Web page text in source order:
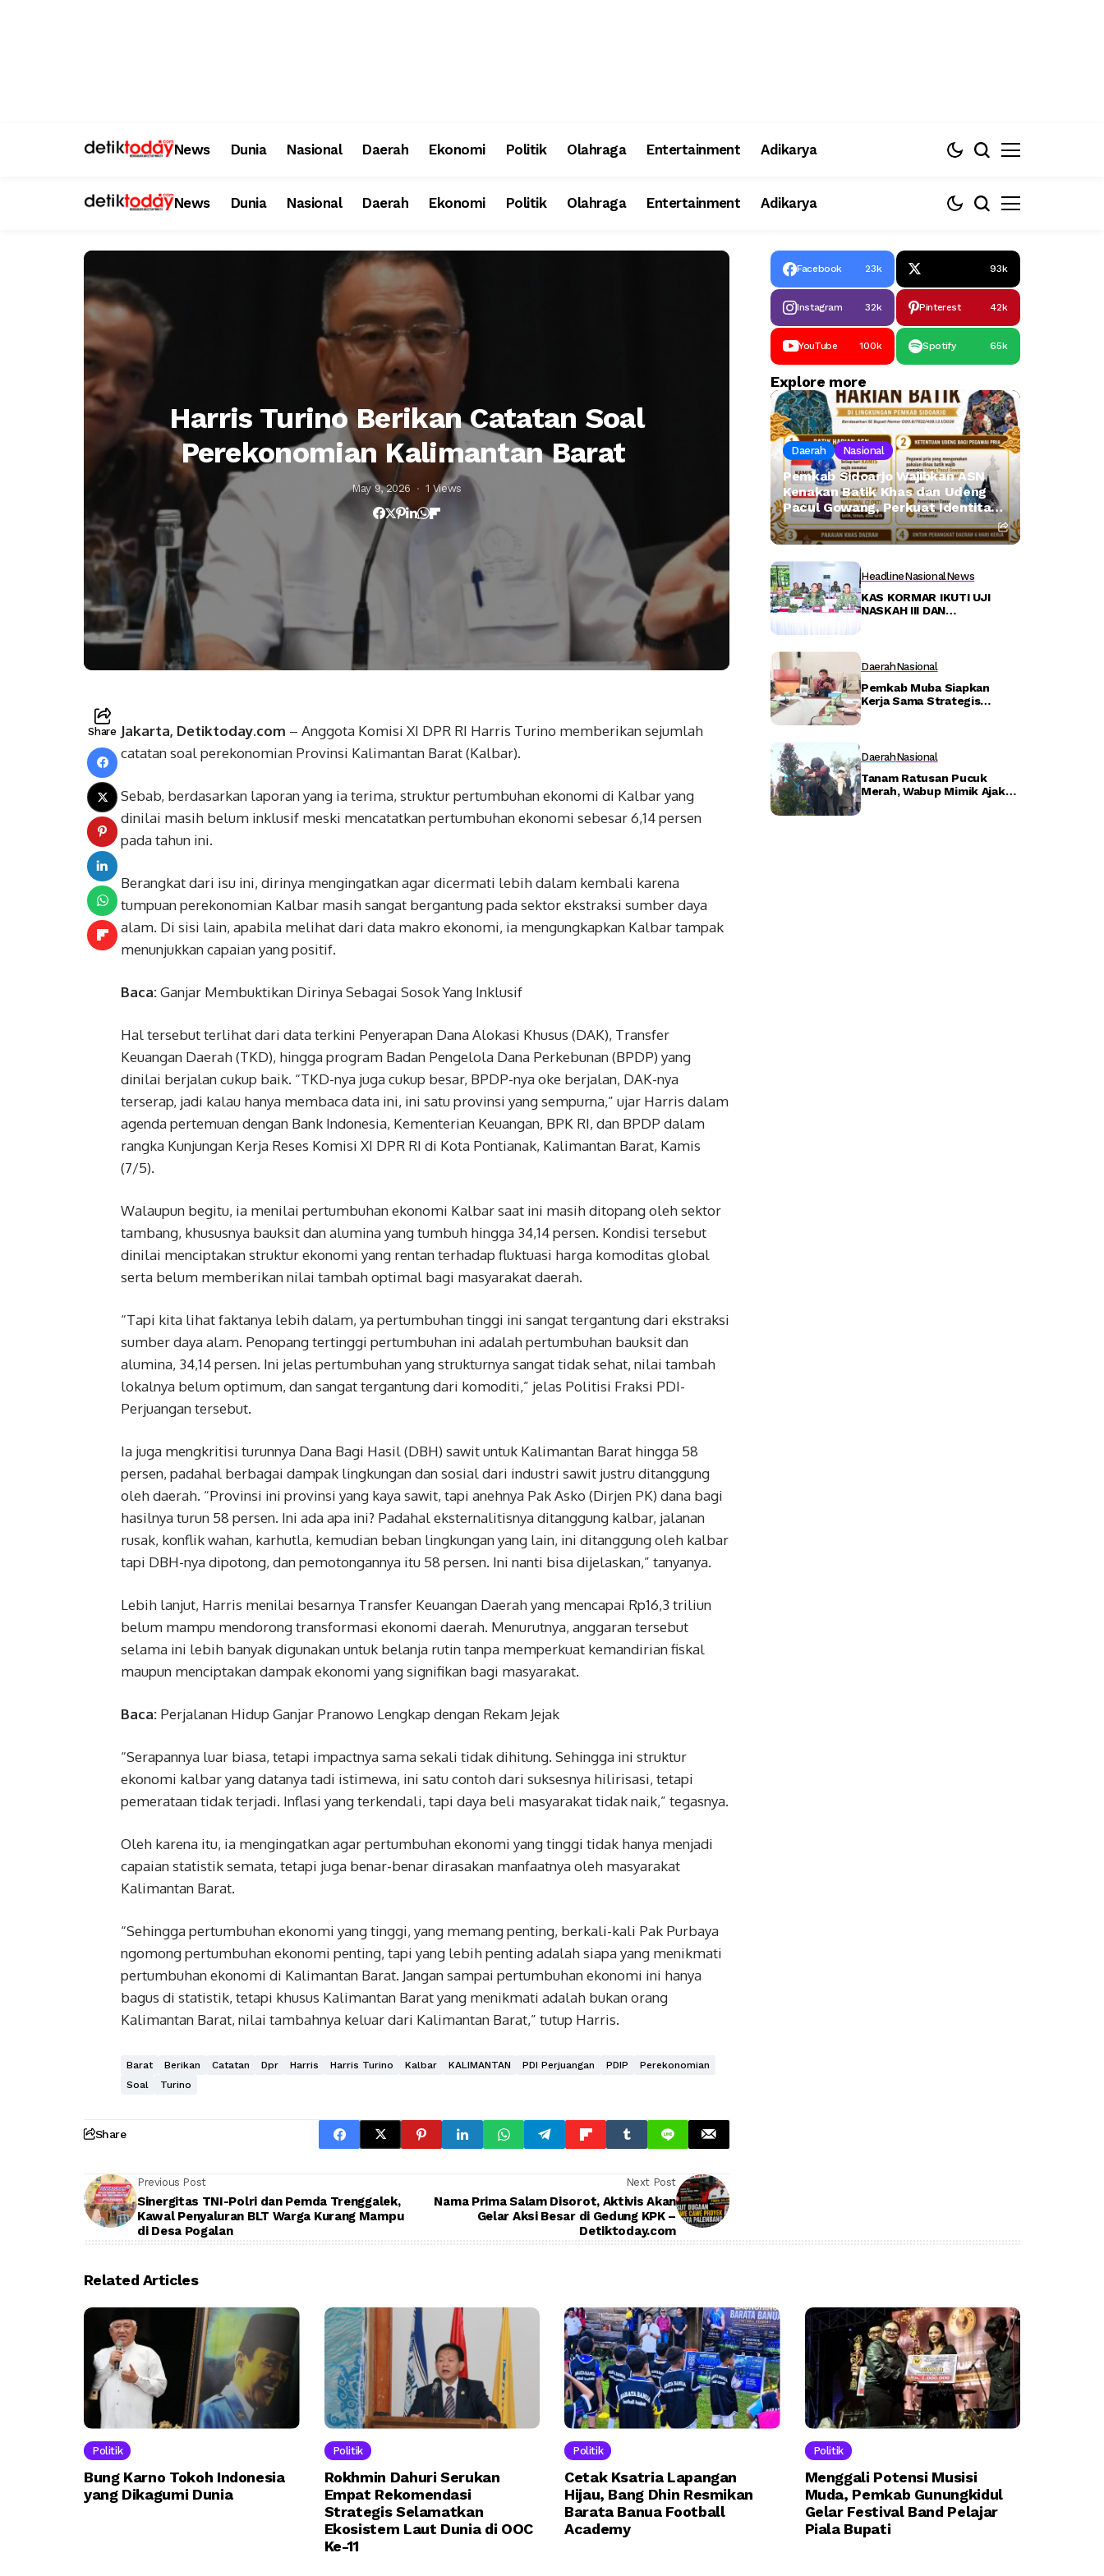
News Dunia Nasional Daerah Ekonomi Politik Olahraga Entertainment Adikarya
News Dunia Nasional Daerah Ekonomi Politik Olahraga Entertainment Adikarya
Harris Turino Berikan Catatan Soal
Perekonomian Kalimantan Barat
May 9, 2026 1 Views
Share Jakarta, Detiktoday.com – Anggota Komisi XI DPR RI Harris Turino memberikan sejumlah
catatan soal perekonomian Provinsi Kalimantan Barat (Kalbar).
Sebab, berdasarkan laporan yang ia terima, struktur pertumbuhan ekonomi di Kalbar yang
dinilai masih belum inklusif meski mencatatkan pertumbuhan ekonomi sebesar 6,14 persen
pada tahun ini.
Berangkat dari isu ini, dirinya mengingatkan agar dicermati lebih dalam kembali karena
tumpuan perekonomian Kalbar masih sangat bergantung pada sektor ekstraksi sumber daya
alam. Di sisi lain, apabila melihat dari data makro ekonomi, ia mengungkapkan Kalbar tampak
menunjukkan capaian yang positif.
Baca:Ganjar Membuktikan Dirinya Sebagai Sosok Yang Inklusif
Hal tersebut terlihat dari data terkini Penyerapan Dana Alokasi Khusus (DAK), Transfer
Keuangan Daerah (TKD), hingga program Badan Pengelola Dana Perkebunan (BPDP) yang
dinilai berjalan cukup baik. “TKD-nya juga cukup besar, BPDP-nya oke berjalan, DAK-nya
terserap, jadi kalau hanya membaca data ini, ini satu provinsi yang sempurna,” ujar Harris dalam
agenda pertemuan dengan Bank Indonesia, Kementerian Keuangan, BPK RI, dan BPDP dalam
rangka Kunjungan Kerja Reses Komisi XI DPR RI di Kota Pontianak, Kalimantan Barat, Kamis
(7/5).
Walaupun begitu, ia menilai pertumbuhan ekonomi Kalbar saat ini masih ditopang oleh sektor
tambang, khususnya bauksit dan alumina yang tumbuh hingga 34,14 persen. Kondisi tersebut
dinilai menciptakan struktur ekonomi yang rentan terhadap fluktuasi harga komoditas global
serta belum memberikan nilai tambah optimal bagi masyarakat daerah.
“Tapi kita lihat faktanya lebih dalam, ya pertumbuhan tinggi ini sangat tergantung dari ekstraksi
sumber daya alam. Penopang tertinggi pertumbuhan ini adalah pertumbuhan bauksit dan
alumina, 34,14 persen. Ini jelas pertumbuhan yang strukturnya sangat tidak sehat, nilai tambah
lokalnya belum optimum, dan sangat tergantung dari komoditi,” jelas Politisi Fraksi PDI-
Perjuangan tersebut.
Ia juga mengkritisi turunnya Dana Bagi Hasil (DBH) sawit untuk Kalimantan Barat hingga 58
persen, padahal berbagai dampak lingkungan dan sosial dari industri sawit justru ditanggung
oleh daerah. “Provinsi ini provinsi yang kaya sawit, tapi anehnya Pak Asko (Dirjen PK) dana bagi
hasilnya turun 58 persen. Ini ada apa ini? Padahal eksternalitisnya ditanggung kalbar, jalanan
rusak, konflik wahan, karhutla, kemudian beban lingkungan yang lain, ini ditanggung oleh kalbar
tapi DBH-nya dipotong, dan pemotongannya itu 58 persen. Ini nanti bisa dijelaskan,” tanyanya.
Lebih lanjut, Harris menilai besarnya Transfer Keuangan Daerah yang mencapai Rp16,3 triliun
belum mampu mendorong transformasi ekonomi daerah. Menurutnya, anggaran tersebut
selama ini lebih banyak digunakan untuk belanja rutin tanpa memperkuat kemandirian fiskal
maupun menciptakan dampak ekonomi yang signifikan bagi masyarakat.
Baca: Perjalanan Hidup Ganjar Pranowo Lengkap dengan Rekam Jejak
“Serapannya luar biasa, tetapi impactnya sama sekali tidak dihitung. Sehingga ini struktur
ekonomi kalbar yang datanya tadi istimewa, ini satu contoh dari suksesnya hilirisasi, tetapi
pemerataan tidak terjadi. Inflasi yang terkendali, tapi daya beli masyarakat tidak naik,” tegasnya.
Oleh karena itu, ia mengingatkan agar pertumbuhan ekonomi yang tinggi tidak hanya menjadi
capaian statistik semata, tetapi juga benar-benar dirasakan manfaatnya oleh masyarakat
Kalimantan Barat.
“Sehingga pertumbuhan ekonomi yang tinggi, yang memang penting, berkali-kali Pak Purbaya
ngomong pertumbuhan ekonomi penting, tapi yang lebih penting adalah siapa yang menikmati
pertumbuhan ekonomi di Kalimantan Barat. Jangan sampai pertumbuhan ekonomi ini hanya
bagus di statistik, tetapi khusus Kalimantan Barat yang menikmati adalah bukan orang
Kalimantan Barat, nilai tambahnya keluar dari Kalimantan Barat,” tutup Harris.
Barat Berikan Catatan Dpr Harris Harris Turino Kalbar KALIMANTAN PDI Perjuangan PDIP
Perekonomian
Soal
Turino
Share
Previous Post
Sinergitas TNI-Polri dan Pemda Trenggalek,
Kawal Penyaluran BLT Warga Kurang Mampu
di Desa Pogalan
Next Post
Nama Prima Salam Disorot, Aktivis Akan
Gelar Aksi Besar di Gedung KPK –
Detiktoday.com
Facebook 23k 93k
Instagram 32k Pinterest 42k
YouTube 100k Spotify 65k
Explore more
Daerah Nasional
Pemkab Sidoarjo Wajibkan ASN
Kenakan Batik Khas dan Udeng
Pacul Gowang, Perkuat Identitas
Budaya Lokal – Detiktoday.com
HeadlineNasionalNews
KAS KORMAR IKUTI UJI
NASKAH III DAN
TNI
DaerahNasional
Pemkab Muba Siapkan
Kerja Sama Strategis
DaerahNasional
Tanam Ratusan Pucuk
Merah, Wabup Mimik Ajak
Related Articles
Politik
Bung Karno Tokoh Indonesia
yang Dikagumi Dunia
Politik
Rokhmin Dahuri Serukan
Empat Rekomendasi
Strategis Selamatkan
Ekosistem Laut Dunia di OOC
Ke-11
Politik
Cetak Ksatria Lapangan
Hijau, Bang Dhin Resmikan
Barata Banua Football
Academy
Politik
Menggali Potensi Musisi
Muda, Pemkab Gunungkidul
Gelar Festival Band Pelajar
Piala Bupati